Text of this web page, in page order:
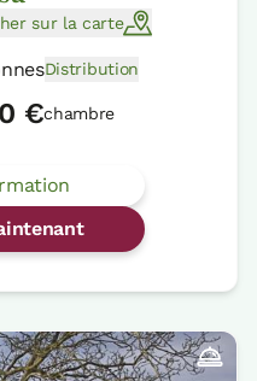
sur la carte
Distribution
€chambre